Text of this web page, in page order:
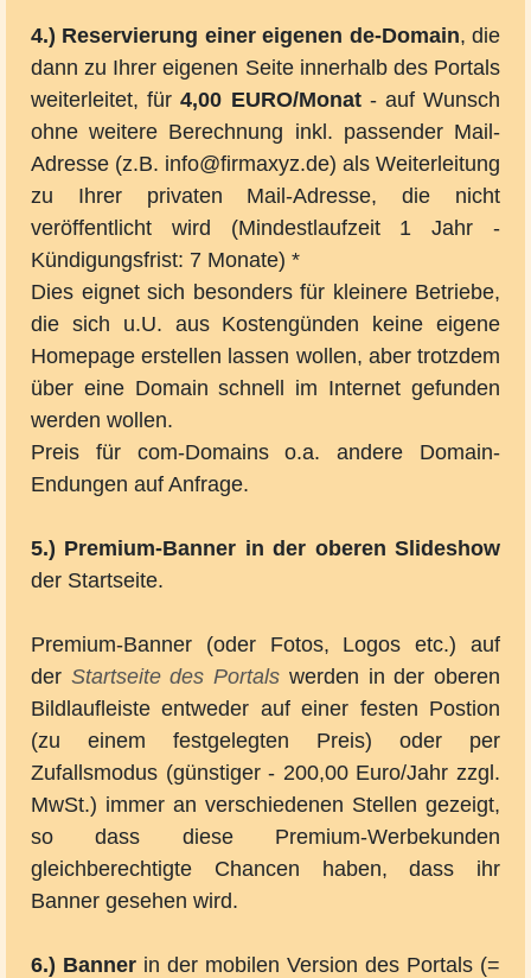
4.) Reservierung einer eigenen de-Domain, die
dann zu Ihrer eigenen Seite innerhalb des Portals
weiterleitet, für 4,00 EURO/Monat - auf Wunsch
ohne weitere Berechnung inkl. passender Mail-
Adresse (z.B. info@firmaxyz.de) als Weiterleitung
zu Ihrer privaten Mail-Adresse, die nicht
veröffentlicht wird (Mindestlaufzeit 1 Jahr -
Kündigungsfrist: 7 Monate) *
Dies eignet sich besonders für kleinere Betriebe,
die sich u.U. aus Kostengünden keine eigene
Homepage erstellen lassen wollen, aber trotzdem
über eine Domain schnell im Internet gefunden
werden wollen.
Preis für com-Domains o.a. andere Domain-
Endungen auf Anfrage.
5.) Premium-Banner in der oberen Slideshow
der Startseite.
Premium-Banner (oder Fotos, Logos etc.) auf
der Startseite des Portals werden in der oberen
Bildlaufleiste entweder auf einer festen Postion
(zu einem festgelegten Preis) oder per
Zufallsmodus (günstiger - 200,00 Euro/Jahr zzgl.
MwSt.) immer an verschiedenen Stellen gezeigt,
so dass diese Premium-Werbekunden
gleichberechtigte Chancen haben, dass ihr
Banner gesehen wird.
6.) Banner in der mobilen Version des Portals (=